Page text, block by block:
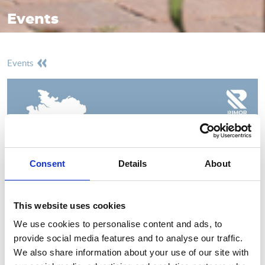
Consent Details About
This website uses cookies
We use cookies to personalise content and ads, to
provide social media features and to analyse our traffic.
We also share information about your use of our site with
Events
events
Caravan Salon Dusseldorf 2022
Hallo Düsseldorf! Dieses Jahr werden wir auf der Caravan Salon